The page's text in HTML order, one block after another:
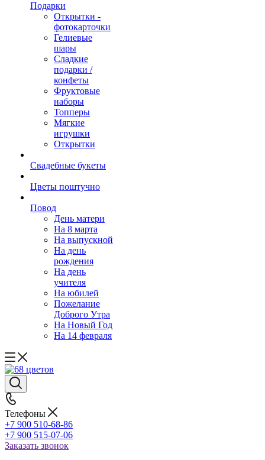
Подарки
Открытки -
фотокарточки
Гелиевые
шары
Сладкие
подарки /
конфеты
Фруктовые
наборы
Топперы
Мягкие
игрушки
Открытки
Свадебные букеты
Цветы поштучно
Повод
День матери
На 8 марта
На выпускной
На день
рождения
На день
учителя
На юбилей
Пожелание
Доброго Утра
На Новый Год
На 14 февраля
Телефоны
+7 900 510-68-86
+7 900 515-07-06
Заказать звонок